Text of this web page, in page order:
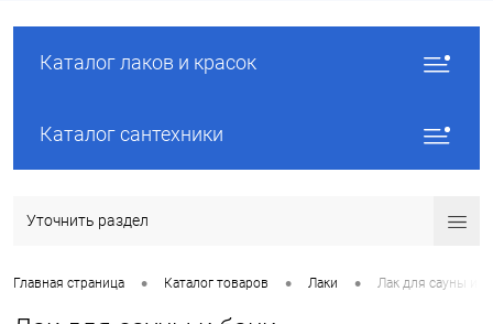
Каталог лаков и красок
Каталог сантехники
Уточнить раздел
Главная страница • Каталог товаров • Лаки • Лак для сауны и